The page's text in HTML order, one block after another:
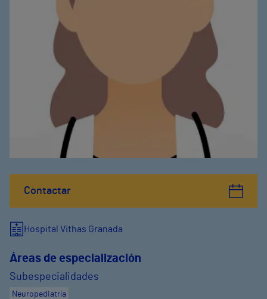
Contactar
Hospital Vithas Granada
Áreas de especialización
Subespecialidades
Neuropediatría